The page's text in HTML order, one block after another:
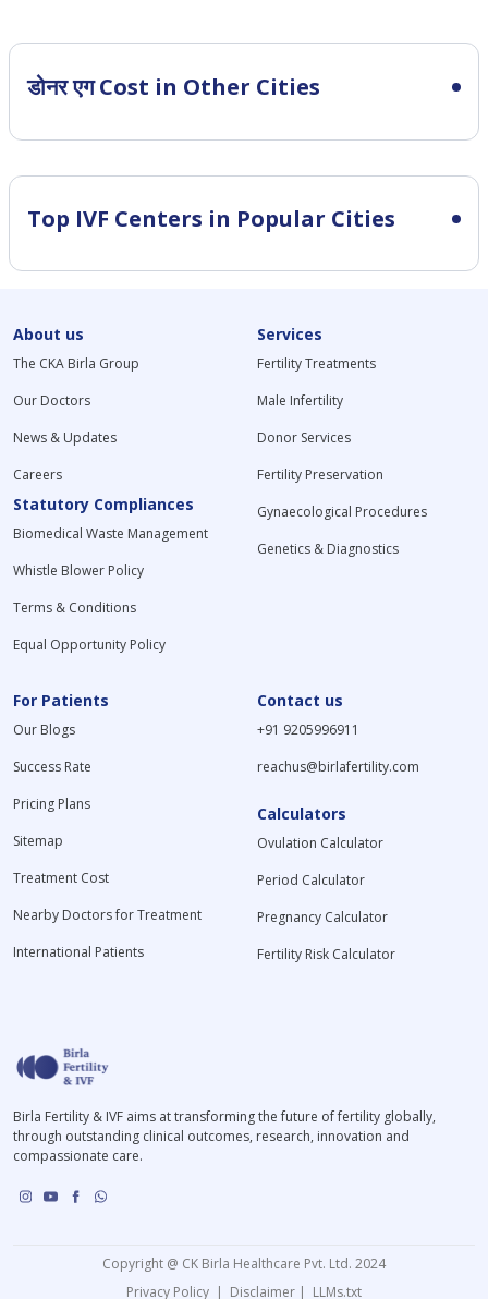
डोनर एग Cost in Other Cities
Top IVF Centers in Popular Cities
About us
The CKA Birla Group
Our Doctors
News & Updates
Careers
Statutory Compliances
Biomedical Waste Management
Whistle Blower Policy
Terms & Conditions
Equal Opportunity Policy
Services
Fertility Treatments
Male Infertility
Donor Services
Fertility Preservation
Gynaecological Procedures
Genetics & Diagnostics
For Patients
Our Blogs
Success Rate
Pricing Plans
Sitemap
Treatment Cost
Nearby Doctors for Treatment
International Patients
Contact us
+91 9205996911
reachus@birlafertility.com
Calculators
Ovulation Calculator
Period Calculator
Pregnancy Calculator
Fertility Risk Calculator
Birla Fertility & IVF aims at transforming the future of fertility globally,
through outstanding clinical outcomes, research, innovation and
compassionate care.
Copyright @ CK Birla Healthcare Pvt. Ltd. 2024
Privacy Policy | Disclaimer | LLMs.txt